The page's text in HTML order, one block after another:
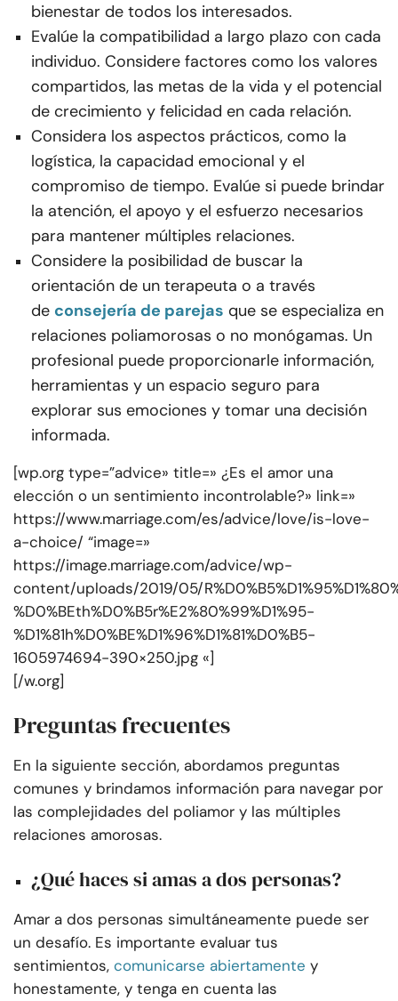
bienestar de todos los interesados.
Evalúe la compatibilidad a largo plazo con cada
individuo. Considere factores como los valores
compartidos, las metas de la vida y el potencial
de crecimiento y felicidad en cada relación.
Considera los aspectos prácticos, como la
logística, la capacidad emocional y el
compromiso de tiempo. Evalúe si puede brindar
la atención, el apoyo y el esfuerzo necesarios
para mantener múltiples relaciones.
Considere la posibilidad de buscar la
orientación de un terapeuta o a través
de consejería de parejas que se especializa en
relaciones poliamorosas o no monógamas. Un
profesional puede proporcionarle información,
herramientas y un espacio seguro para
explorar sus emociones y tomar una decisión
informada.
[wp.org type=”advice» title=» ¿Es el amor una
elección o un sentimiento incontrolable?» link=»
https://www.marriage.com/es/advice/love/is-love-
a-choice/ “image=»
https://image.marriage.com/advice/wp-
content/uploads/2019/05/
%D0%BEth%D0%B5r%E2%80%99%D1%95-
%D1%81h%D0%BE%D1%96%D1%81%D0%B5-
1605974694-390×250.jpg «]
[/w.org]
Preguntas frecuentes
En la siguiente sección, abordamos preguntas
comunes y brindamos información para navegar por
las complejidades del poliamor y las múltiples
relaciones amorosas.
¿Qué haces si amas a dos personas?
Amar a dos personas simultáneamente puede ser
un desafío. Es importante evaluar tus
sentimientos, comunicarse abiertamente y
honestamente, y tenga en cuenta las